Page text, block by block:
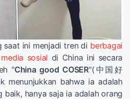
ini menjadi tren di berbagai
media sosial di China ini secara
"China good COSER"(中国好
menunjukkan bahwa ia adalah
baik, hanya saja ia adalah orang